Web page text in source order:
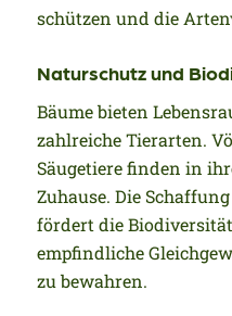
schützen und die
Naturschutz und
Bäume bieten
zahlreiche Tierarten.
Säugetiere finden in
Zuhause. Die
fördert die
empfindliche
zu bewahren.